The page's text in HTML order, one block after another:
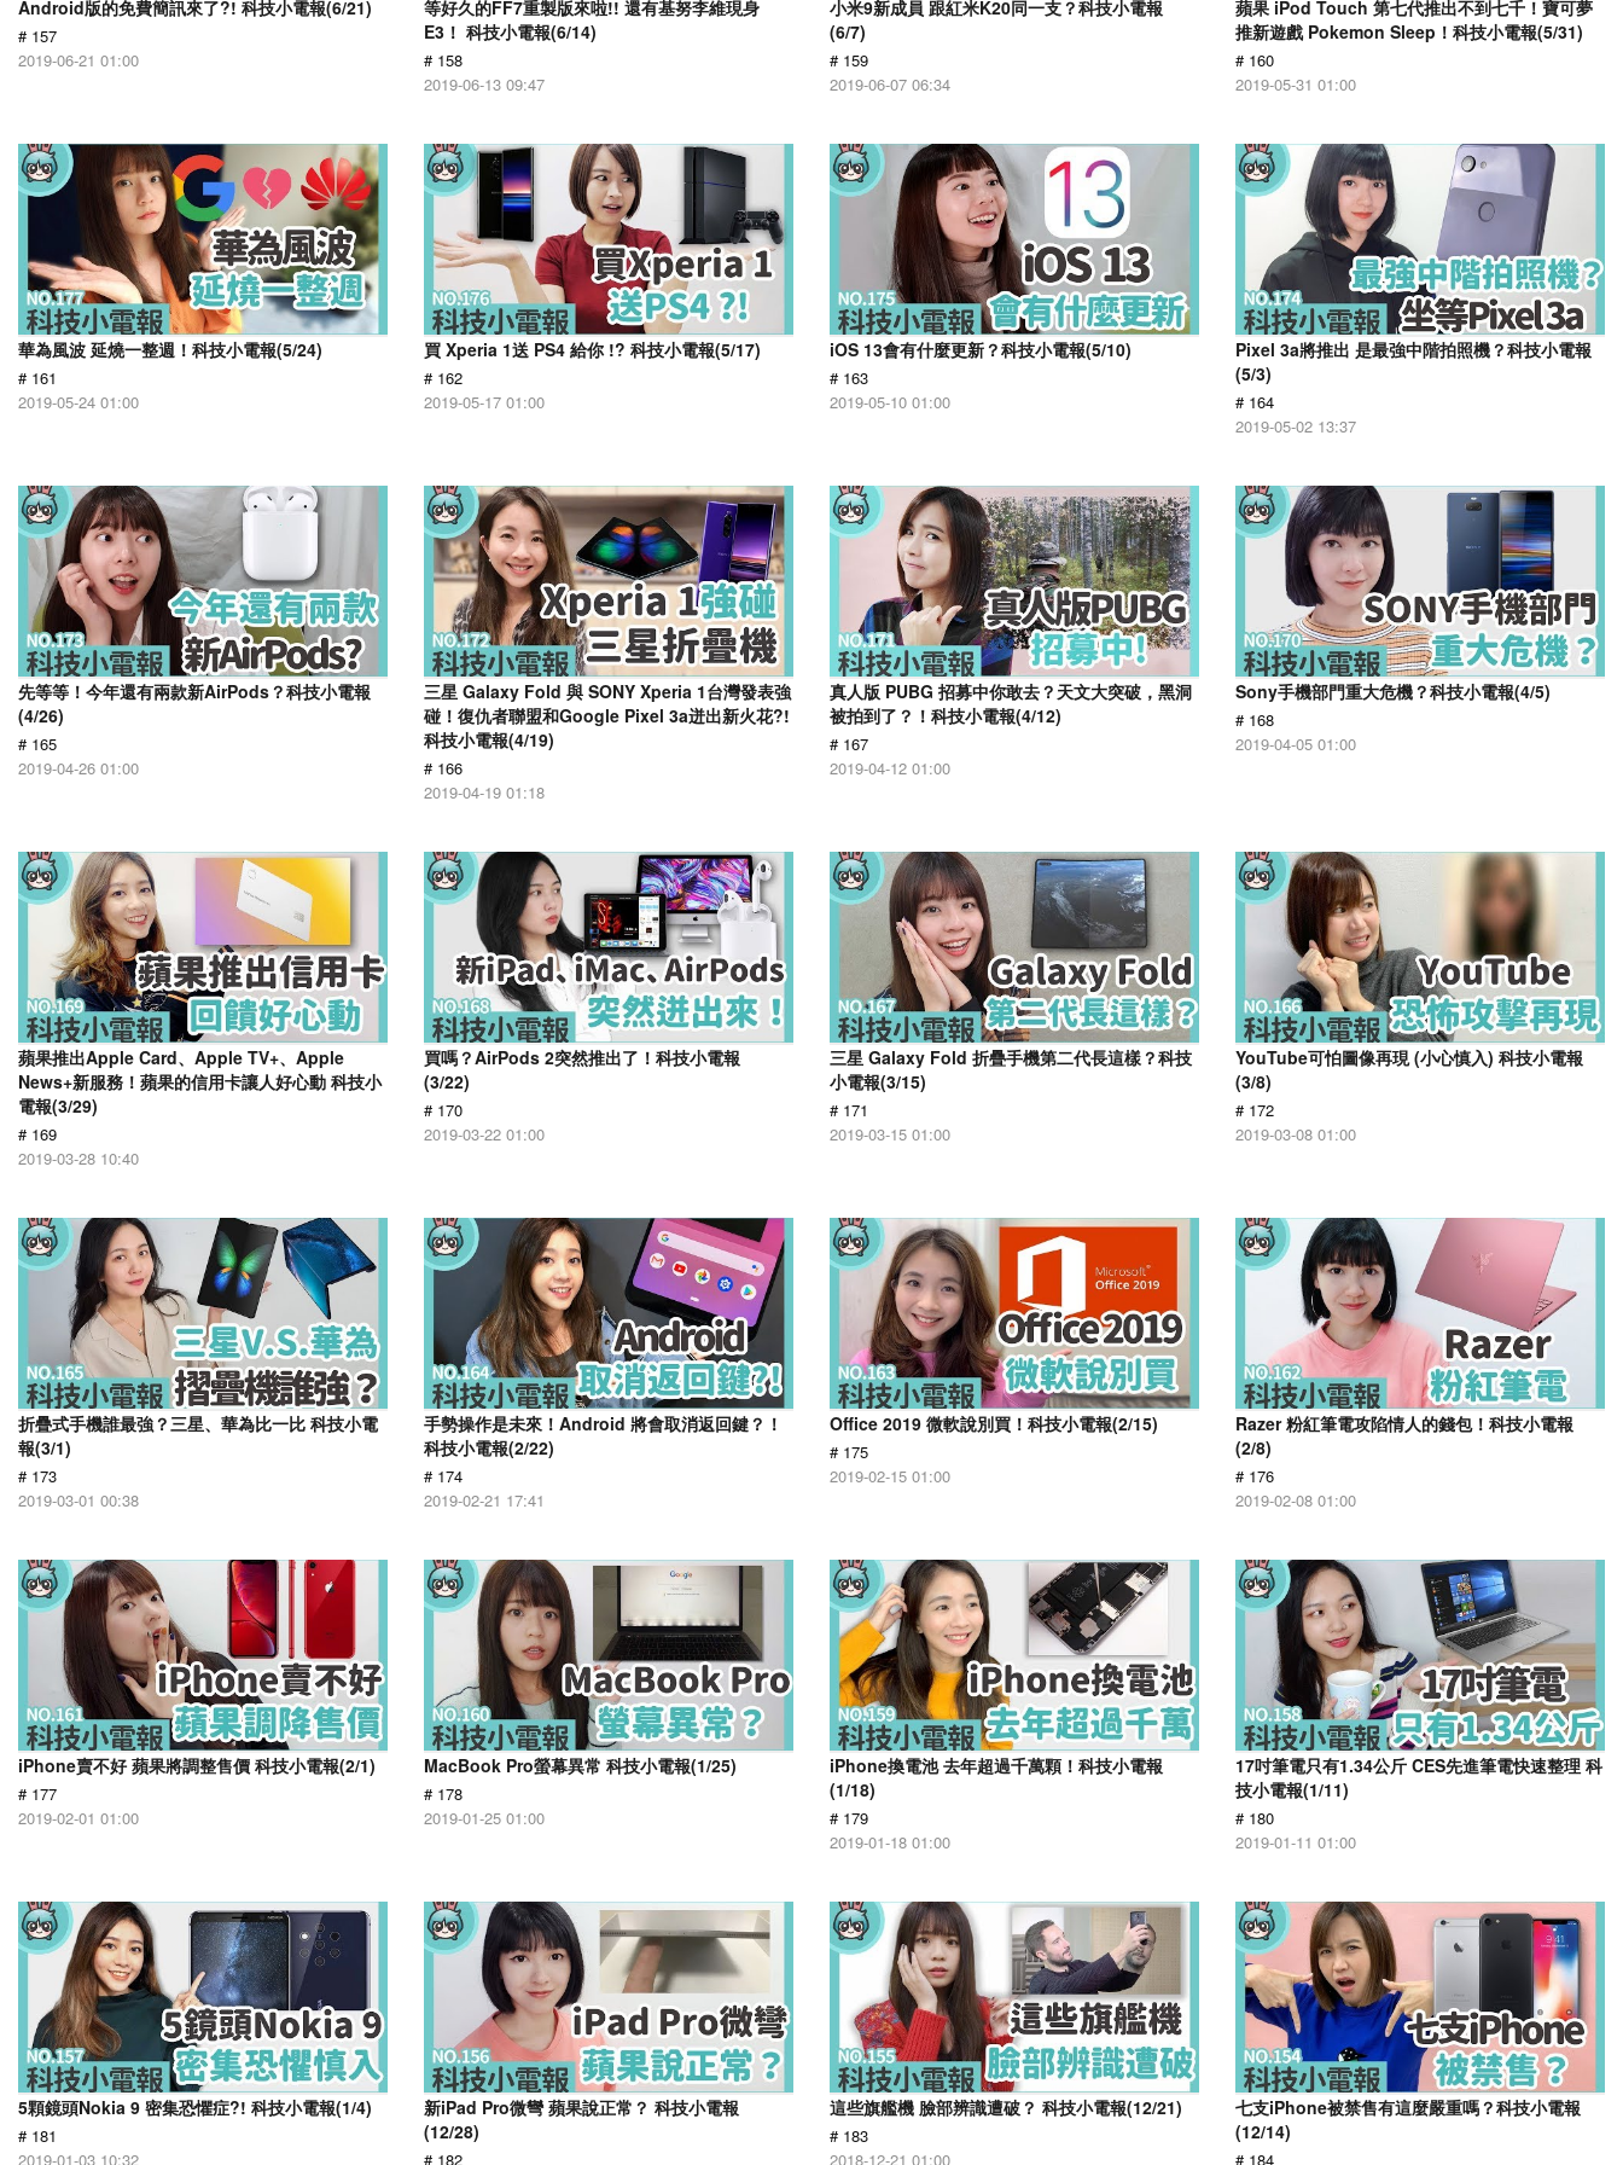
Android版的免費簡訊來了?! 科技小電報(6/21)
# 157
2019-06-21 01:00
等好久的FF7重製版來啦!! 還有基努李維現身
E3！ 科技小電報(6/14)
# 158
2019-06-13 09:47
小米9新成員 跟紅米K20同一支？科技小電報
(6/7)
# 159
2019-06-07 06:34
蘋果 iPod Touch 第七代推出不到七千！寶可夢
推新遊戲 Pokemon Sleep！科技小電報(5/31)
# 160
2019-05-31 01:00
華為風波 延燒一整週！科技小電報(5/24)
# 161
2019-05-24 01:00
買 Xperia 1送 PS4 給你 !? 科技小電報(5/17)
# 162
2019-05-17 01:00
iOS 13會有什麼更新？科技小電報(5/10)
# 163
2019-05-10 01:00
Pixel 3a將推出 是最強中階拍照機？科技小電報
(5/3)
# 164
2019-05-02 13:37
先等等！今年還有兩款新AirPods？科技小電報
(4/26)
# 165
2019-04-26 01:00
三星 Galaxy Fold 與 SONY Xperia 1台灣發表強
碰！復仇者聯盟和Google Pixel 3a迸出新火花?!
科技小電報(4/19)
# 166
2019-04-19 01:18
真人版 PUBG 招募中你敢去？天文大突破，黑洞
被拍到了？！科技小電報(4/12)
# 167
2019-04-12 01:00
Sony手機部門重大危機？科技小電報(4/5)
# 168
2019-04-05 01:00
蘋果推出Apple Card、Apple TV+、Apple
News+新服務！蘋果的信用卡讓人好心動 科技小
電報(3/29)
# 169
2019-03-28 10:40
買嗎？AirPods 2突然推出了！科技小電報
(3/22)
# 170
2019-03-22 01:00
三星 Galaxy Fold 折疊手機第二代長這樣？科技
小電報(3/15)
# 171
2019-03-15 01:00
YouTube可怕圖像再現 (小心慎入) 科技小電報
(3/8)
# 172
2019-03-08 01:00
折疊式手機誰最強？三星、華為比一比 科技小電
報(3/1)
# 173
2019-03-01 00:38
手勢操作是未來！Android 將會取消返回鍵？！
科技小電報(2/22)
# 174
2019-02-21 17:41
Office 2019 微軟說別買！科技小電報(2/15)
# 175
2019-02-15 01:00
Razer 粉紅筆電攻陷情人的錢包！科技小電報
(2/8)
# 176
2019-02-08 01:00
iPhone賣不好 蘋果將調整售價 科技小電報(2/1)
# 177
2019-02-01 01:00
MacBook Pro螢幕異常 科技小電報(1/25)
# 178
2019-01-25 01:00
iPhone換電池 去年超過千萬顆！科技小電報
(1/18)
# 179
2019-01-18 01:00
17吋筆電只有1.34公斤 CES先進筆電快速整理 科
技小電報(1/11)
# 180
2019-01-11 01:00
5顆鏡頭Nokia 9 密集恐懼症?! 科技小電報(1/4)
# 181
2019-01-03 10:32
新iPad Pro微彎 蘋果說正常？ 科技小電報
(12/28)
# 182
這些旗艦機 臉部辨識遭破？ 科技小電報(12/21)
# 183
2018-12-21 01:00
七支iPhone被禁售有這麼嚴重嗎？科技小電報
(12/14)
# 184